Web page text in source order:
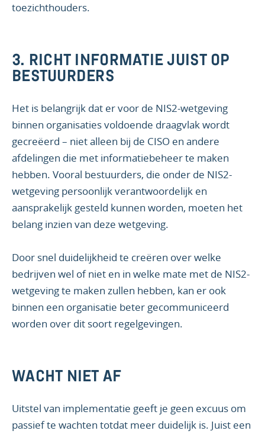
toezichthouders.
3. RICHT INFORMATIE JUIST OP
BESTUURDERS
Het is belangrijk dat er voor de NIS2-wetgeving
binnen organisaties voldoende draagvlak wordt
gecreëerd – niet alleen bij de CISO en andere
afdelingen die met informatiebeheer te maken
hebben. Vooral bestuurders, die onder de NIS2-
wetgeving persoonlijk verantwoordelijk en
aansprakelijk gesteld kunnen worden, moeten het
belang inzien van deze wetgeving.
Door snel duidelijkheid te creëren over welke
bedrijven wel of niet en in welke mate met de NIS2-
wetgeving te maken zullen hebben, kan er ook
binnen een organisatie beter gecommuniceerd
worden over dit soort regelgevingen.
WACHT NIET AF
Uitstel van implementatie geeft je geen excuus om
passief te wachten totdat meer duidelijk is. Juist een